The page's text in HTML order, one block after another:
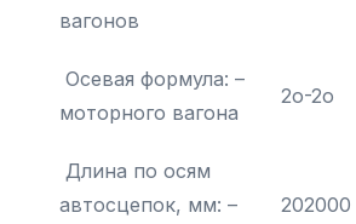
вагонов
Осевая формула: –
моторного вагона
2о-2о
Длина по осям
автосцепок, мм: –
202000